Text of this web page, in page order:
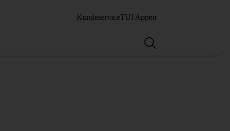
KundeserviceTUI Appen